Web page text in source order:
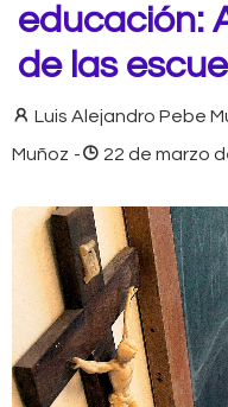
educación:
de las
Luis Alejandro Pebe
Muñoz - 22 de marzo